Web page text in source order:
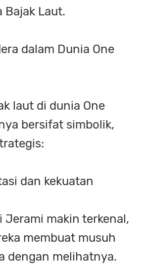
Bajak Laut.
dalam Dunia One
laut di dunia One
bersifat simbolik,
dan kekuatan
Jerami makin terkenal,
membuat musuh
dengan melihatnya.